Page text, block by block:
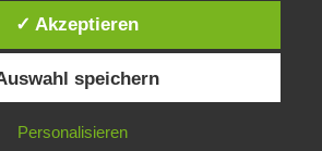
✓ Akzeptieren
speichern
Personalisieren